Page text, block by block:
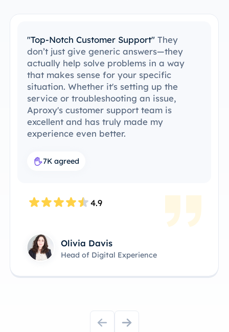
way
"Easy to Integrate with My
been able to integrate
existing setup with ease. The
process was simple and
was able to get everything
without any issues. ProxySale’s
compatibility with the tools I
makes it incredibly convenient
efficient. It's the perfect proxy
4.8
James Anderson